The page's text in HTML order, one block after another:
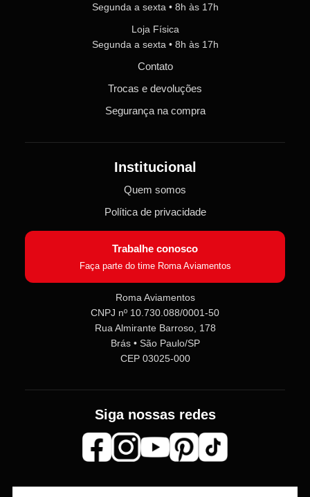
Segunda a sexta • 8h às 17h
Loja Física
Segunda a sexta • 8h às 17h
Contato
Trocas e devoluções
Segurança na compra
Institucional
Quem somos
Política de privacidade
Trabalhe conosco
Faça parte do time Roma Aviamentos
Roma Aviamentos
CNPJ nº 10.730.088/0001-50
Rua Almirante Barroso, 178
Brás • São Paulo/SP
CEP 03025-000
Siga nossas redes